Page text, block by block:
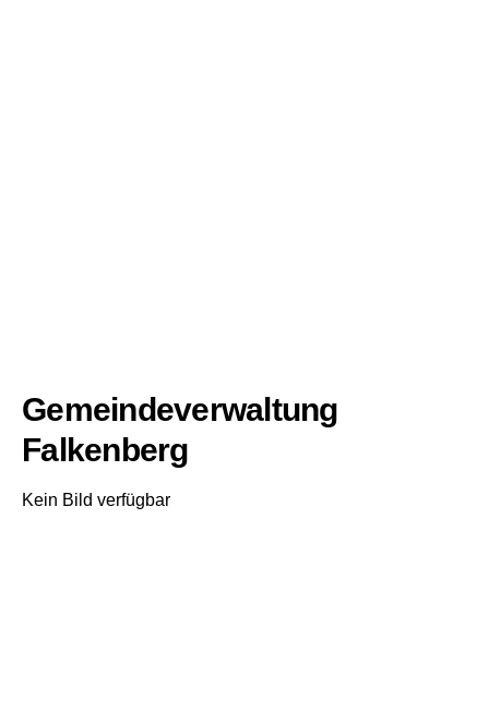
Gemeindeverwaltung
Falkenberg
Kein Bild verfügbar